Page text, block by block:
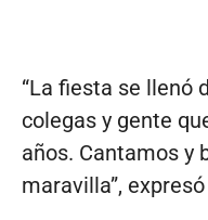
“La fiesta se llenó
colegas y gente
años. Cantamos y
maravilla”,